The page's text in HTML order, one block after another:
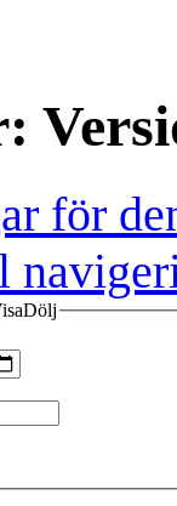
för
Dölj